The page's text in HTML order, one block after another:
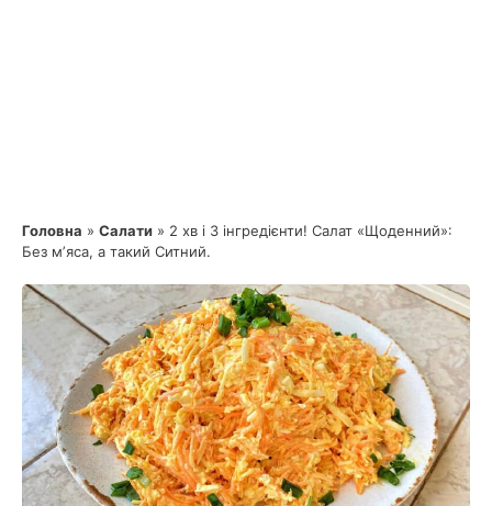
Головна » Салати » 2 хв і 3 інгредієнти! Салат «Щоденний»:
Без мʼяса, а такий Ситний.